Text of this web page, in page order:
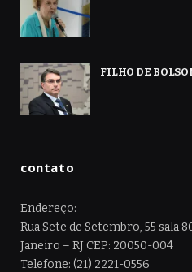
FILHO DE
contato
Endereço:
Rua Sete de Setembro, 55 sala
Janeiro – RJ CEP: 20050-004
Telefone: (21) 2221-0556